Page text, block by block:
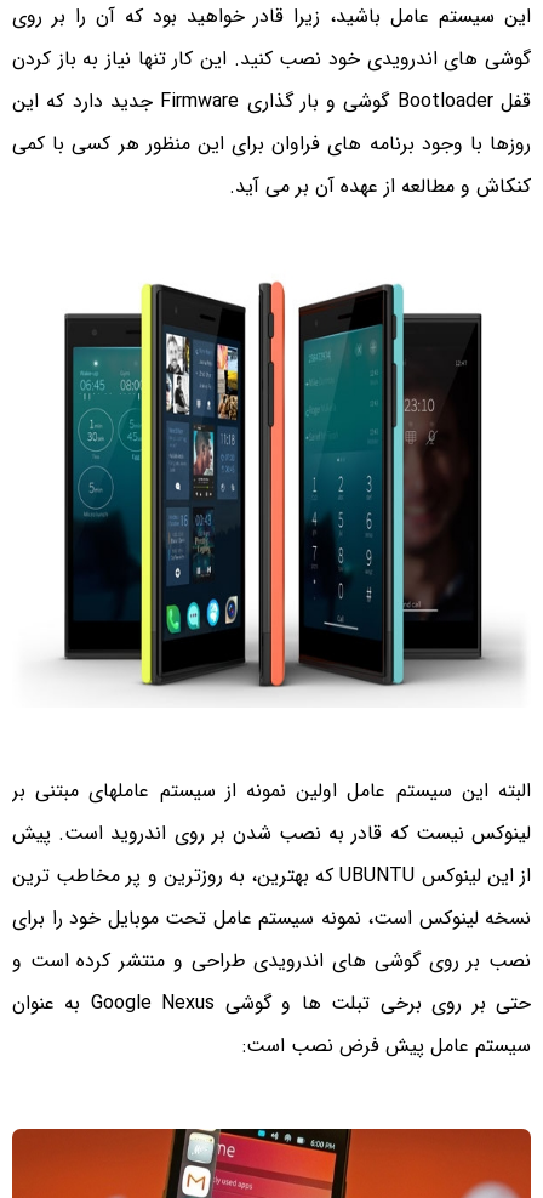
این سیستم عامل باشید، زیرا قادر خواهید بود که آن را بر روی
گوشی های اندرویدی خود نصب کنید. این کار تنها نیاز به باز کردن
قفلBootloader گوشی و بار گذاری Firmware جدید دارد که این
روزها با وجود برنامه های فراوان برای این منظور هر کسی با کمی
کنکاش و مطالعه از عهده آن بر می آید.
البته این سیستم عامل اولین نمونه از سیستم عاملهای مبتنی بر
لینوکس نیست که قادر به نصب شدن بر روی اندروید است. پیش
از این لینوکس UBUNTUکه بهترین، به روزترین و پر مخاطب ترین
نسخه لینوکس است، نمونه سیستم عامل تحت موبایل خود را برای
نصب بر روی گوشی های اندرویدی طراحی و منتشر کرده است و
حتی بر روی برخی تبلت ها و گوشی Google Nexus به عنوان
سیستم عامل پیش فرض نصب است: